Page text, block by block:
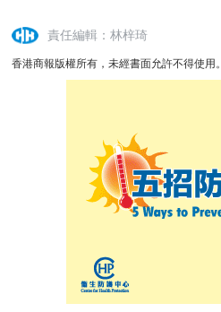
責任編輯：林梓琦
香港商報版權所有，未經書面允許不得使用。